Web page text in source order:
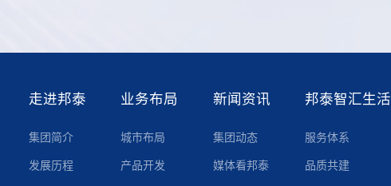
走进邦泰
集团简介
发展历程
业务布局
城市布局
产品开发
新闻资讯
集团动态
媒体看邦泰
邦泰智汇生活
服务体系
品质共建